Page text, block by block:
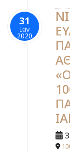
31
Ιαν
2020